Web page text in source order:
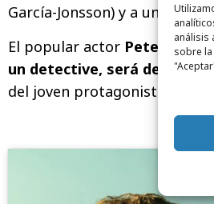
análisis
sobre
García-Jonsson) y a uno de
El popular actor Peter
un detective, será
del joven protagonista.